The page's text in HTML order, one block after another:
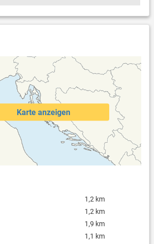
Karte anzeigen
1,2 km
1,2 km
1,9 km
1,1 km